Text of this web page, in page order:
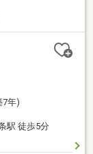
7年)
駅 徒歩5分